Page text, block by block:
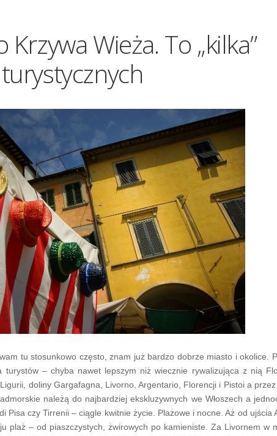
Wieża. To „kilka”
tu stosunkowo często, znam już bardzo dobrze miasto i okolice.
turystów – chyba nawet lepszym niż wiecznie rywalizująca z nią
doliny Gargafagna, Livorno, Argentario, Florencji i Pistoi a
należą do najbardziej ekskluzywnych we Włoszech a
Pisa czy Tirrenii – ciągle kwitnie życie. Plażowe i nocne. Aż od ujścia
plaż – od piaszczystych, żwirowych po kamieniste. Za Livornem w